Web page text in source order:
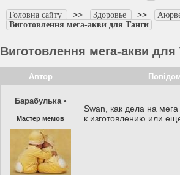
Головна сайту >> Здоровье >>
Виготовлення мега-акви для Танги
Виготовлення мега-акви для
Автор
Барабулька •
Мастер мемов
Swan, как дела на
к изготовлению или